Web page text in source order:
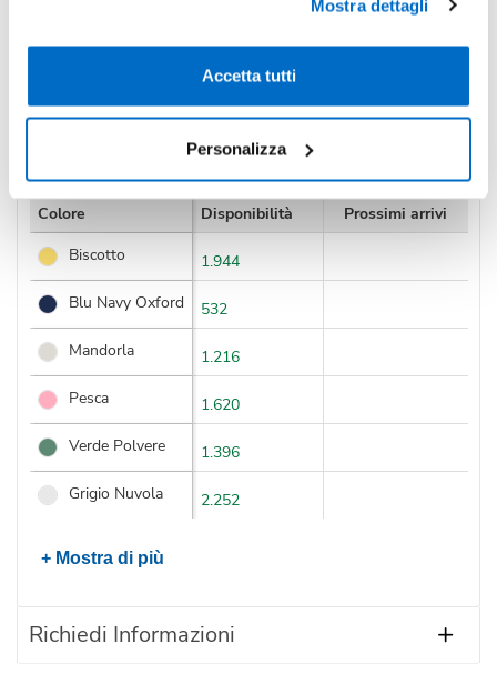
Mostra dettagli
Accetta tutti
Personalizza
Condividi
Colore Disponibilità
Prossimi arrivi
Biscotto
1.944
Blu Navy Oxford
532
Mandorla
1.216
Pesca
1.620
Verde Polvere
1.396
Grigio Nuvola
2.252
+ Mostra di più
Richiedi Informazioni